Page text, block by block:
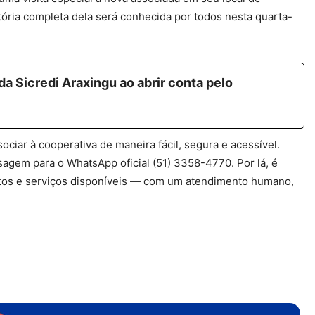
completa dela será conhecida por todos nesta quarta-
Sicredi Araxingu ao abrir conta pelo
à cooperativa de maneira fácil, segura e acessível.
para o WhatsApp oficial (51) 3358-4770. Por lá, é
e serviços disponíveis — com um atendimento humano,